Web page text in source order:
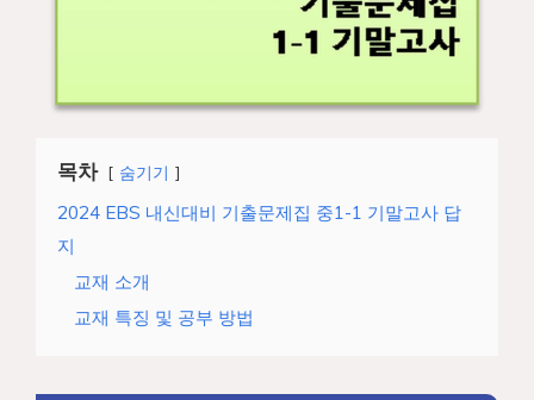
목차 숨기기
2024 EBS 내신대비 기출문제집 중1-1 기말고사 답
지
교재 소개
교재 특징 및 공부 방법